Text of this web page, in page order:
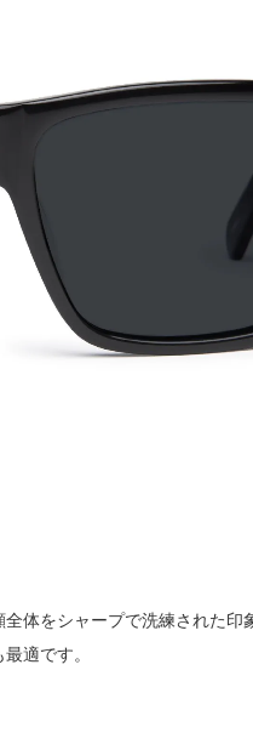
全体をシャープで洗練された印
適です。